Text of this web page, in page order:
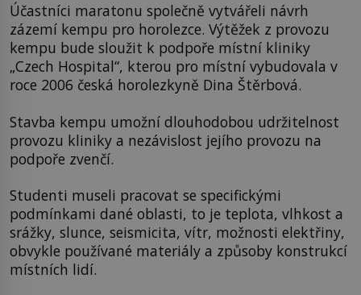
Účastníci maratonu společně vytvářeli návrh
zázemí kempu pro horolezce. Výtěžek z provozu
kempu bude sloužit k podpoře místní kliniky
„Czech Hospital“, kterou pro místní vybudovala v
roce 2006 česká horolezkyně Dina Štěrbová.
Stavba kempu umožní dlouhodobou udržitelnost
provozu kliniky a nezávislost jejího provozu na
podpoře zvenčí.
Studenti museli pracovat se specifickými
podmínkami dané oblasti, to je teplota, vlhkost a
srážky, slunce, seismicita, vítr, možnosti elektřiny,
obvykle používané materiály a způsoby konstrukcí
místních lidí.